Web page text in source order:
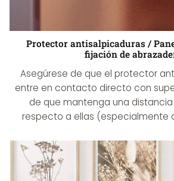
Protector antisalpicaduras /
fijación de
Asegúrese de que el protector
entre en contacto directo con
de que mantenga una distancia
respecto a ellas (especialmente